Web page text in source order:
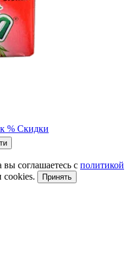
% Скидки
соглашаетесь с политикой
cookies. Принять